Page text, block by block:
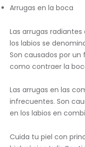
Arrugas en la boca
Las arrugas
los labios se
Son causados ​​por
como contraer la
Las arrugas en las
infrecuentes. Son
en los labios en
Cuida tu piel con